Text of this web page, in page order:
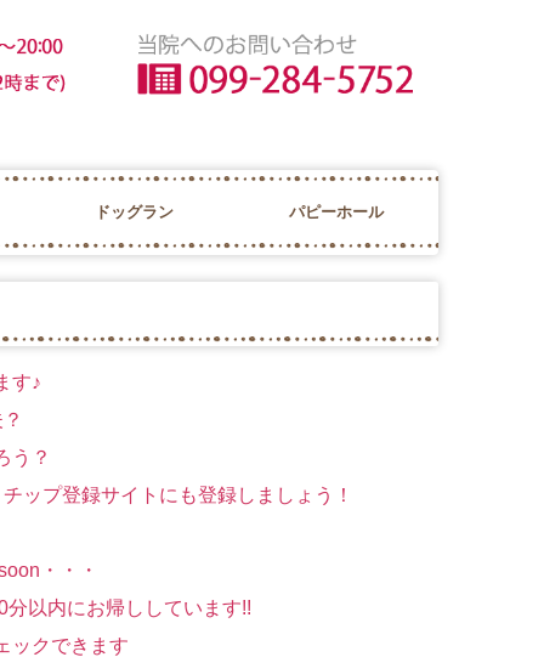
SPA
VET's IN
フィットネス
ドッグラン パピーホール
す♪
う？
ップ登録サイトにも登録しましょう！
・・・
以内にお帰ししています!!
ックできます